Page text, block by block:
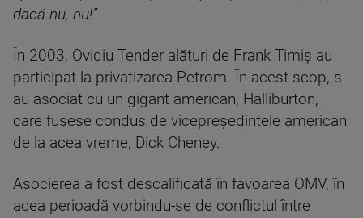
dacă nu, nu!”
În 2003, Ovidiu Tender alături de Frank Timiș au
participat la privatizarea Petrom. În acest scop, s-
au asociat cu un gigant american, Halliburton,
care fusese condus de vicepreședintele american
de la acea vreme, Dick Cheney.
Asocierea a fost descalificată în favoarea OMV, în
acea perioadă vorbindu-se de conflictul între